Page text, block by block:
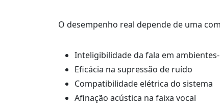
O desempenho real depende de uma
Inteligibilidade da fala em
Eficácia na supressão de ruído
Compatibilidade elétrica do sistema
Afinação acústica na faixa vocal